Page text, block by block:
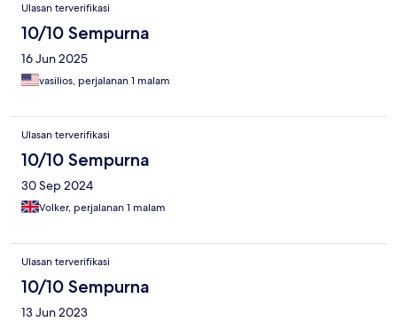
Ulasan terverifikasi
10/10 Sempurna
16 Jun 2025
vasilios, perjalanan 1 malam
Ulasan terverifikasi
10/10 Sempurna
30 Sep 2024
Volker, perjalanan 1 malam
Ulasan terverifikasi
10/10 Sempurna
13 Jun 2023